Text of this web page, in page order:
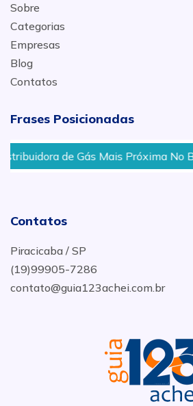
Sobre
Categorias
Empresas
Blog
Contatos
Frases Posicionadas
de Gás Mais Próxima No
Contatos
Piracicaba / SP
(19)99905-7286
contato@guia123achei.com.br